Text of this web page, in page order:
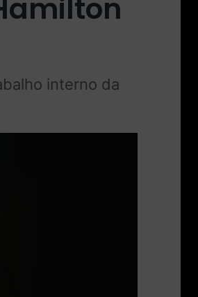
interno da